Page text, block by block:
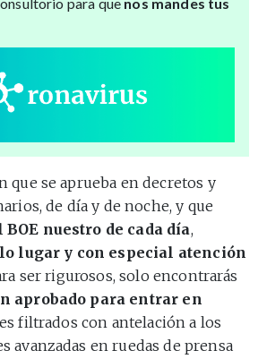
que se aprueba en decretos y
de día y de noche, y que
BOE nuestro de cada día,
lugar y con especial atención
ser rigurosos, solo encontrarás
aprobado para entrar en
filtrados con antelación a los
avanzadas en ruedas de prensa